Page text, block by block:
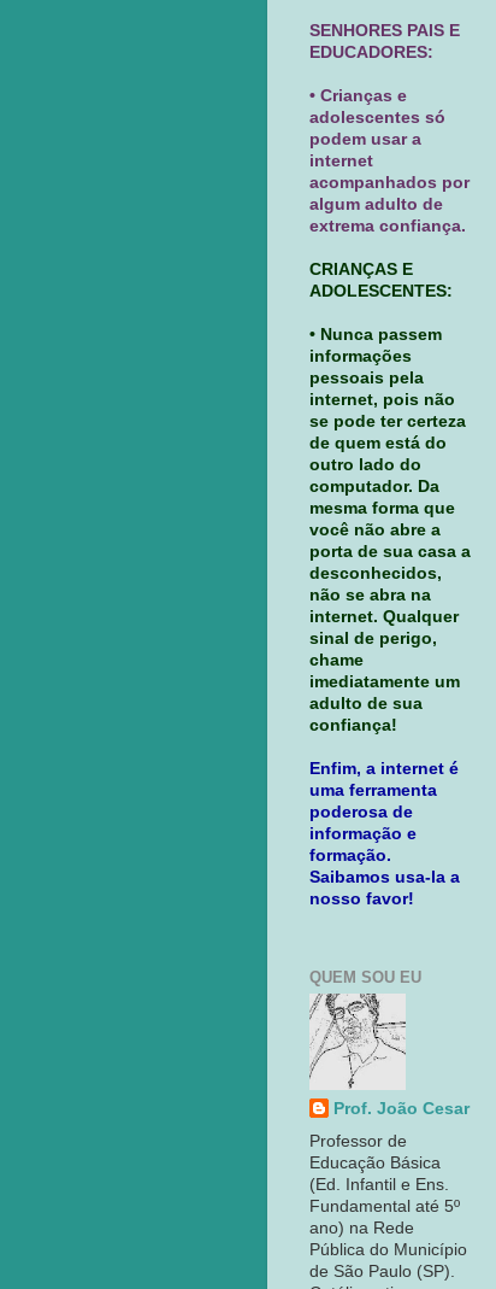
SENHORES PAIS E
EDUCADORES:
• Crianças e
adolescentes só
podem usar a
internet
acompanhados por
algum adulto de
extrema confiança.
CRIANÇAS E
ADOLESCENTES:
• Nunca passem
informações
pessoais pela
internet, pois não
se pode ter certeza
de quem está do
outro lado do
computador. Da
mesma forma que
você não abre a
porta de sua casa a
desconhecidos,
não se abra na
internet. Qualquer
sinal de perigo,
chame
imediatamente um
adulto de sua
confiança!
Enfim, a internet é
uma ferramenta
poderosa de
informação e
formação.
Saibamos usa-la a
nosso favor!
QUEM SOU EU
Prof. João Cesar
Professor de
Educação Básica
(Ed. Infantil e Ens.
Fundamental até 5º
ano) na Rede
Pública do Município
de São Paulo (SP).